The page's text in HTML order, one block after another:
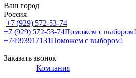
Ваш город
Россия
+7 (929) 572-53-74
+7 (929) 572-53-74Поможем с выбором!
+74993917131Поможем с выбором!
Заказать звонок
Компания